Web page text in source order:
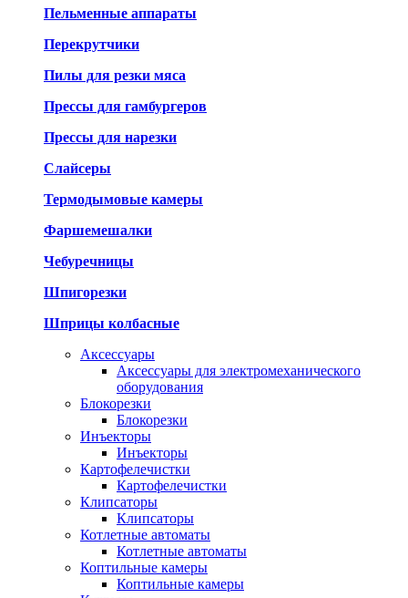
Пельменные аппараты
Перекрутчики
Пилы для резки мяса
Прессы для гамбургеров
Прессы для нарезки
Слайсеры
Термодымовые камеры
Фаршемешалки
Чебуречницы
Шпигорезки
Шприцы колбасные
Аксессуары
Аксессуары для электромеханического
оборудования
Блокорезки
Блокорезки
Инъекторы
Инъекторы
Картофелечистки
Картофелечистки
Клипсаторы
Клипсаторы
Котлетные автоматы
Котлетные автоматы
Коптильные камеры
Коптильные камеры